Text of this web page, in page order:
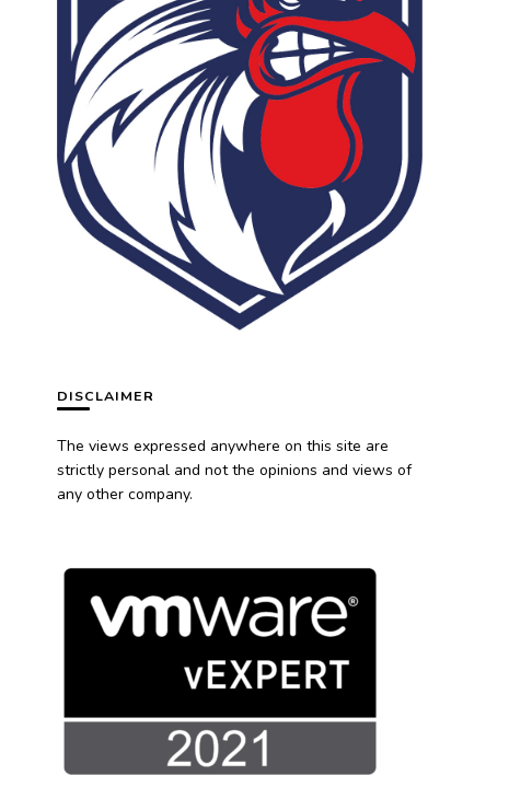
DISCLAIMER
The views expressed anywhere on this site are
strictly personal and not the opinions and views of
any other company.